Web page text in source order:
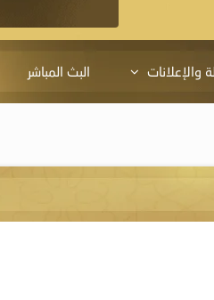
والإعلانات البث المباشر